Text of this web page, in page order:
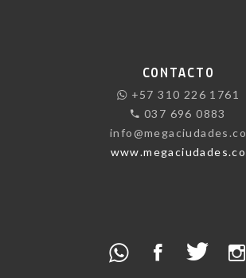
CONTACTO
+57 310 226 1761
037 696 0883
info@megaciudades.co
www.megaciudades.co